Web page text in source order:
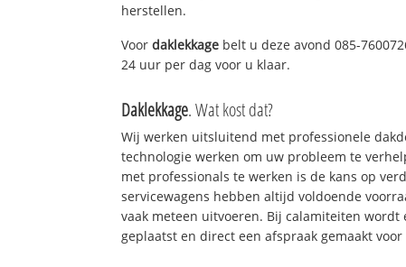
herstellen.
Voordaklekkage belt u deze avond 085-
24 uur per dag voor u klaar.
Daklekkage. Wat kost dat?
Wij werken uitsluitend met professionele
technologie werken om uw probleem te
met professionals te werken is de kans op
servicewagens hebben altijd voldoende
vaak meteen uitvoeren. Bij calamiteiten wordt
geplaatst en direct een afspraak gemaakt